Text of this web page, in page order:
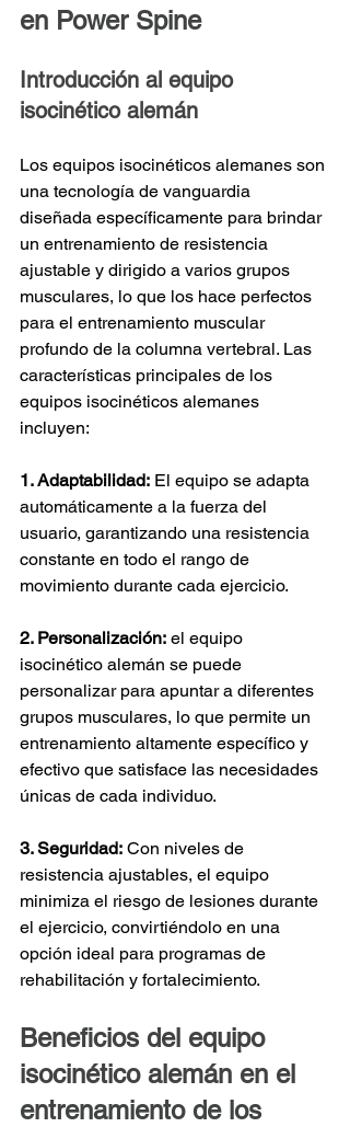
en Power Spine
Introducción al equipo
isocinético alemán
Los equipos isocinéticos alemanes son
una tecnología de vanguardia
diseñada específicamente para brindar
un entrenamiento de resistencia
ajustable y dirigido a varios grupos
musculares, lo que los hace perfectos
para el entrenamiento muscular
profundo de la columna vertebral. Las
características principales de los
equipos isocinéticos alemanes
incluyen:
1. Adaptabilidad: El equipo se adapta
automáticamente a la fuerza del
usuario, garantizando una resistencia
constante en todo el rango de
movimiento durante cada ejercicio.
2. Personalización: el equipo
isocinético alemán se puede
personalizar para apuntar a diferentes
grupos musculares, lo que permite un
entrenamiento altamente específico y
efectivo que satisface las necesidades
únicas de cada individuo.
3. Seguridad: Con niveles de
resistencia ajustables, el equipo
minimiza el riesgo de lesiones durante
el ejercicio, convirtiéndolo en una
opción ideal para programas de
rehabilitación y fortalecimiento.
Beneficios del equipo
isocinético alemán en el
entrenamiento de los